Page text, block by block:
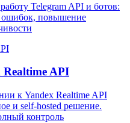
Telegram API и ботов:
ошибок, повышение
Realtime API
к Yandex Realtime API
и self-hosted решение.
контроль